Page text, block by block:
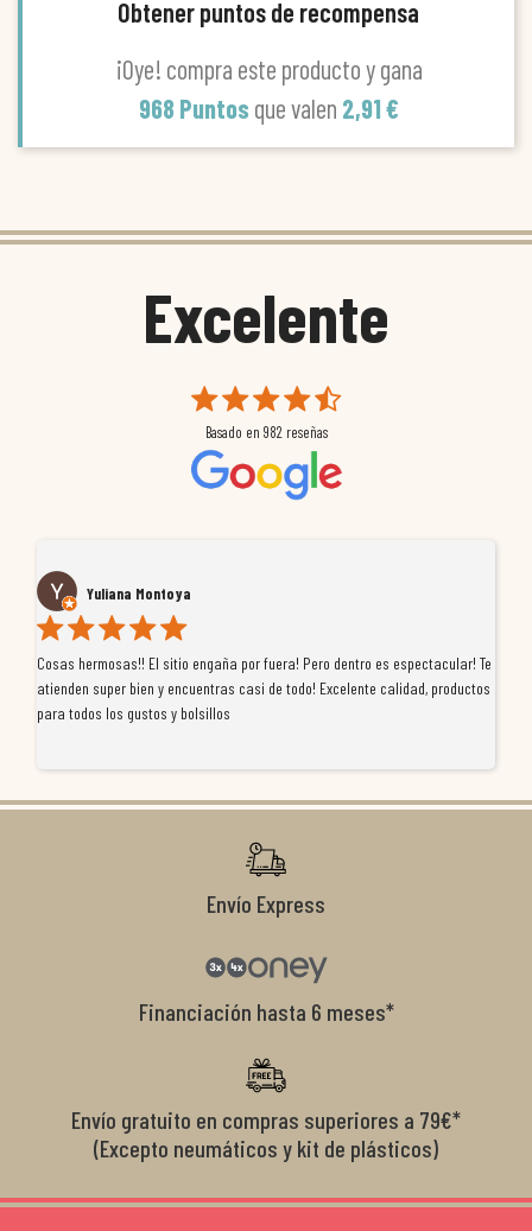
Obtener puntos de recompensa
¡Oye! compra este producto y gana
968 Puntos que valen 2,91 €
Excelente
Basado en 982 reseñas
Yuliana Montoya
Cosas hermosas!! El sitio engaña por fuera! Pero dentro es espectacular! Te
atienden super bien y encuentras casi de todo! Excelente calidad, productos
para todos los gustos y bolsillos
Envío Express
Financiación hasta 6 meses*
Envío gratuito en compras superiores a 79€*
(Excepto neumáticos y kit de plásticos)